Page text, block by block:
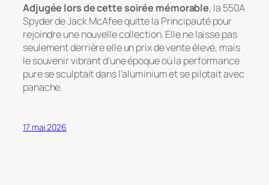
Adjugée lors de cette soirée mémorable, la 550A
Spyder de Jack McAfee quitte la Principauté pour
rejoindre une nouvelle collection. Elle ne laisse pas
seulement derrière elle un prix de vente élevé, mais
le souvenir vibrant d’une époque où la performance
pure se sculptait dans l’aluminium et se pilotait avec
panache.
17 mai 2026